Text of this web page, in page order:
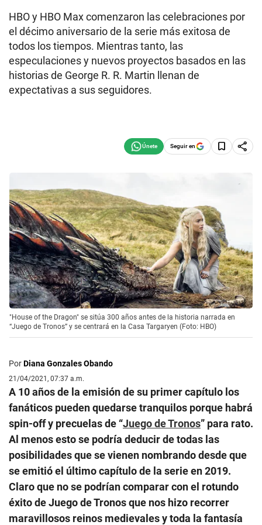
HBO y HBO Max comenzaron las celebraciones por
el décimo aniversario de la serie más exitosa de
todos los tiempos. Mientras tanto, las
especulaciones y nuevos proyectos basados en las
historias de George R. R. Martin llenan de
expectativas a sus seguidores.
Seguir en
"House of the Dragon" se sitúa 300 años antes de la historia narrada en
“Juego de Tronos” y se centrará en la Casa Targaryen (Foto: HBO)
PorDiana Gonzales Obando
21/04/2021, 07:37 a.m.
A 10 años de la emisión de su primer capítulo los
fanáticos pueden quedarse tranquilos porque habrá
spin-off y precuelas de “Juego de Tronos” para rato.
Al menos esto se podría deducir de todas las
posibilidades que se vienen nombrando desde que
se emitió el último capítulo de la serie en 2019.
Claro que no se podrían comparar con el rotundo
éxito de Juego de Tronos que nos hizo recorrer
maravillosos reinos medievales y toda la fantasía